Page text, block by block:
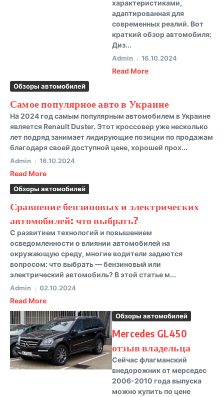
характеристиками,
адаптированная для
современных реалий. Вот
краткий обзор автомобиля:
Диз...
Admin 16.10.2024
Read More
Обзоры автомобилей
Самое популярное авто в Украине
На 2024 год самым популярным автомобилем в Украине
является Renault Duster. Этот кроссовер уже несколько
лет подряд занимает лидирующие позиции по продажам
благодаря своей доступной цене, хорошей прох...
Admin 16.10.2024
Read More
Обзоры автомобилей
Сравнение бензиновых и электрических
автомобилей: что выбрать?
С развитием технологий и повышением
осведомленности о влиянии автомобилей на
окружающую среду, многие водители задаются
вопросом: что выбрать — бензиновый или
электрический автомобиль? В этой статье м...
Admin 02.10.2024
Read More
Обзоры автомобилей
Mercedes GL450
отзыв владельца
Сейчас флагманский
внедорожник от мерседес
2006-2010 года выпуска
можно купить по цене